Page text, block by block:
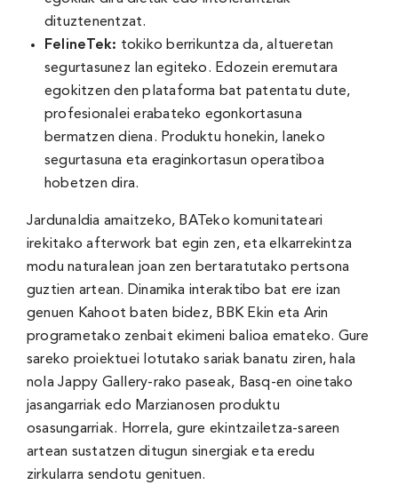
dituztenentzat.
FelineTek: tokiko berrikuntza da, altueretan
segurtasunez lan egiteko. Edozein eremutara
egokitzen den plataforma bat patentatu dute,
profesionalei erabateko egonkortasuna
bermatzen diena. Produktu honekin, laneko
segurtasuna eta eraginkortasun operatiboa
hobetzen dira.
Jardunaldia amaitzeko, BATeko komunitateari
irekitako afterwork bat egin zen, eta elkarrekintza
modu naturalean joan zen bertaratutako pertsona
guztien artean. Dinamika interaktibo bat ere izan
genuen Kahoot baten bidez, BBK Ekin eta Arin
programetako zenbait ekimeni balioa emateko. Gure
sareko proiektuei lotutako sariak banatu ziren, hala
nola Jappy Gallery-rako paseak, Basq-en oinetako
jasangarriak edo Marzianosen produktu
osasungarriak. Horrela, gure ekintzailetza-sareen
artean sustatzen ditugun sinergiak eta eredu
zirkularra sendotu genituen.